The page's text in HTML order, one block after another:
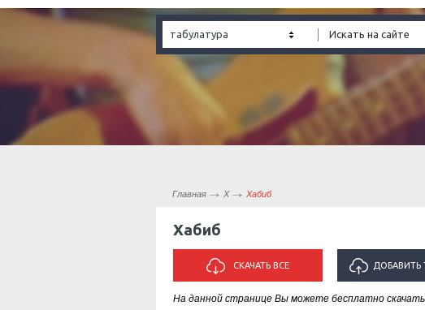
табулатура
Главная Х Хабиб
Хабиб
СКАЧАТЬ ВСЕ ДОБАВИТЬ
На данной странице Вы можете бесплатно